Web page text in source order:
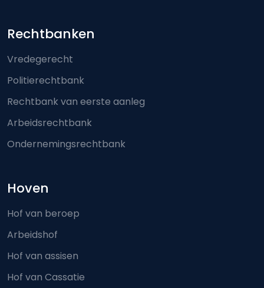
Footer-menu
Rechtbanken
Vredegerecht
Politierechtbank
Rechtbank van eerste aanleg
Arbeidsrechtbank
Ondernemingsrechtbank
Hoven
Hof van beroep
Arbeidshof
Hof van assisen
Hof van Cassatie